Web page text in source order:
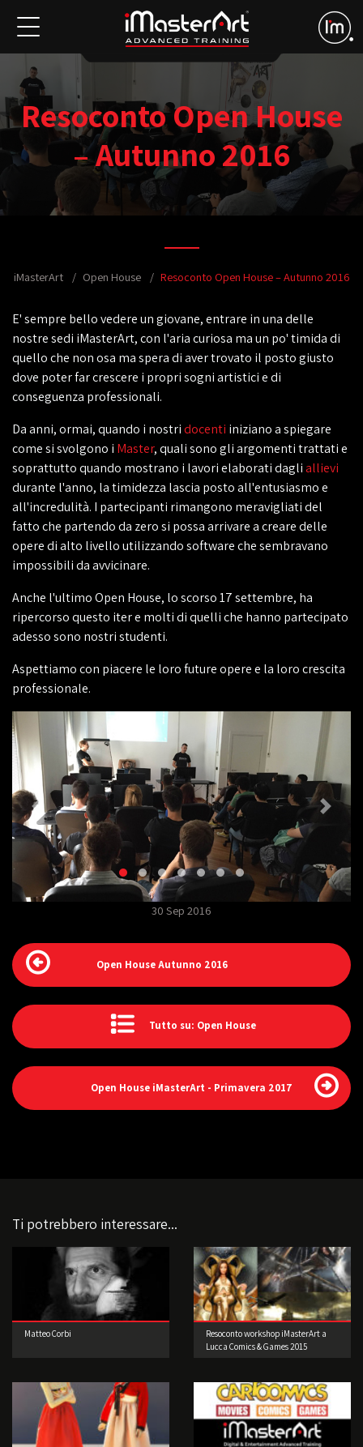
Resoconto Open House
– Autunno 2016
iMasterArt Open House Resoconto Open House – Autunno 2016
E' sempre bello vedere un giovane, entrare in una delle
nostre sedi iMasterArt, con l'aria curiosa ma un po' timida di
quello che non osa ma spera di aver trovato il posto giusto
dove poter far crescere i propri sogni artistici e di
conseguenza professionali.
Da anni, ormai, quando i nostridocenti iniziano a spiegare
come si svolgono i Master, quali sono gli argomenti trattati e
soprattutto quando mostrano i lavori elaborati dagliallievi
durante l'anno, la timidezza lascia posto all'entusiasmo e
all'incredulità. I partecipanti rimangono meravigliati del
fatto che partendo da zero si possa arrivare a creare delle
opere di alto livello utilizzando software che sembravano
impossibili da avvicinare.
Anche l'ultimo Open House, lo scorso 17 settembre, ha
ripercorso questo iter e molti di quelli che hanno partecipato
adesso sono nostri studenti.
Aspettiamo con piacere le loro future opere e la loro crescita
professionale.
30 Sep 2016
Open House Autunno 2016
Tutto su: Open House
Open House iMasterArt - Primavera 2017
Ti potrebbero interessare...
Matteo Corbi
Resoconto workshop iMasterArt a
Lucca Comics & Games 2015